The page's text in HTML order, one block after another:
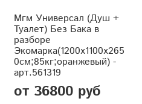
Мгм Универсал (Душ +
Туалет) Без Бака в
разборе
Экомарка(1200x1100x265
0см;85кг;оранжевый) -
арт.561319
от 36800 руб